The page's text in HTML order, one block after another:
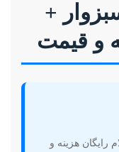
+
و قیمت